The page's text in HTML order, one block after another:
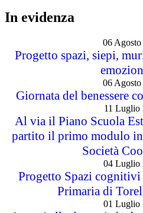
In evidenza
06 Agosto
Progetto spazi, siepi,
06 Agosto
Giornata del benessere
11 Luglio
Al via il Piano Scuola
partito il primo modulo
Società
04 Luglio
Progetto Spazi
Primaria di
01 Luglio